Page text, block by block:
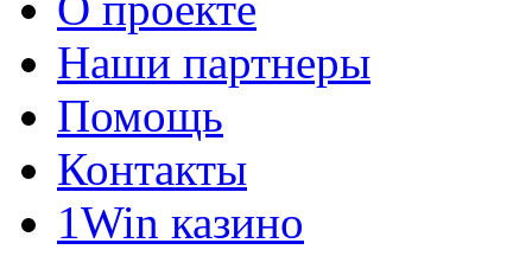
Наши партнеры
Помощь
Контакты
1Win казино